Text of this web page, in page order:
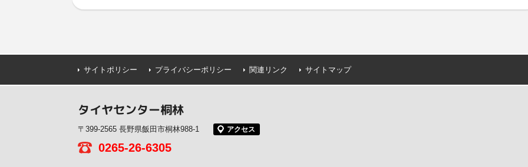
サイトポリシー プライバシーポリシー 関連リンク サイトマップ
タイヤセンター桐林
〒399-2565 長野県飯田市桐林988-1 アクセス
0265-26-6305